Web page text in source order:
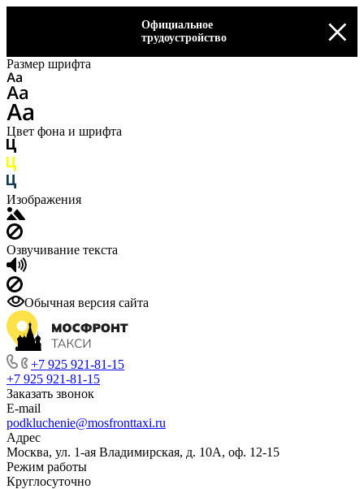
Официальное
трудоустройство
×
Размер шрифта
Цвет фона и шрифта
Изображения
Озвучивание текста
Обычная версия сайта
+7 925 921-81-15
+7 925 921-81-15
Заказать звонок
E-mail
podkluchenie@mosfronttaxi.ru
Адрес
Москва, ул. 1-ая Владимирская, д. 10А, оф. 12-15
Режим работы
Круглосуточно